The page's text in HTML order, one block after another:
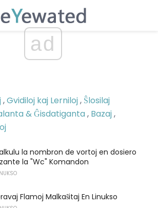
ad
,Gvidiloj kaj Lerniloj, Ŝlosilaj
& Ĝisdatiganta, Bazaj,
la nombron de vortoj en dosiero
la "Wc" Komandon
Flamoj Malkaŝitaj En Linukso